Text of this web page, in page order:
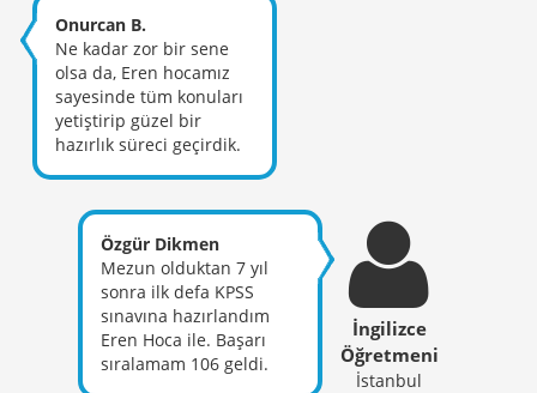
Onurcan B.
Ne kadar zor bir sene
olsa da, Eren hocamız
sayesinde tüm konuları
yetiştirip güzel bir
hazırlık süreci geçirdik.
alırız. Sadece İngilizce
alanında değil hayat
anlamında da bir çok
şey öğrendik, teşekkür
ederiz..
Özgür Dikmen
Mezun olduktan 7 yıl
sonra ilk defa KPSS
sınavına hazırlandım
Eren Hoca ile. Başarı
sıralamam 106 geldi.
İngilizce
Öğretmeni
İstanbul